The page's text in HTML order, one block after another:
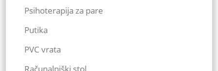
Psihoterapija za pare
Putika
PVC vrata
Računalniški stol